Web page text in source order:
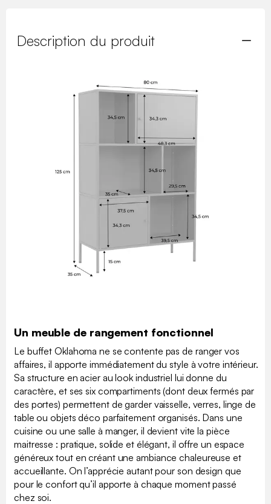
Description du produit
Un meuble de rangement fonctionnel
Le buffet Oklahoma ne se contente pas de ranger vos
affaires, il apporte immédiatement du style à votre intérieur.
Sa structure en acier au look industriel lui donne du
caractère, et ses six compartiments (dont deux fermés par
des portes) permettent de garder vaisselle, verres, linge de
table ou objets déco parfaitement organisés. Dans une
cuisine ou une salle à manger, il devient vite la pièce
maitresse : pratique, solide et élégant, il offre un espace
généreux tout en créant une ambiance chaleureuse et
accueillante. On l’apprécie autant pour son design que
pour le confort qu’il apporte à chaque moment passé
chez soi.